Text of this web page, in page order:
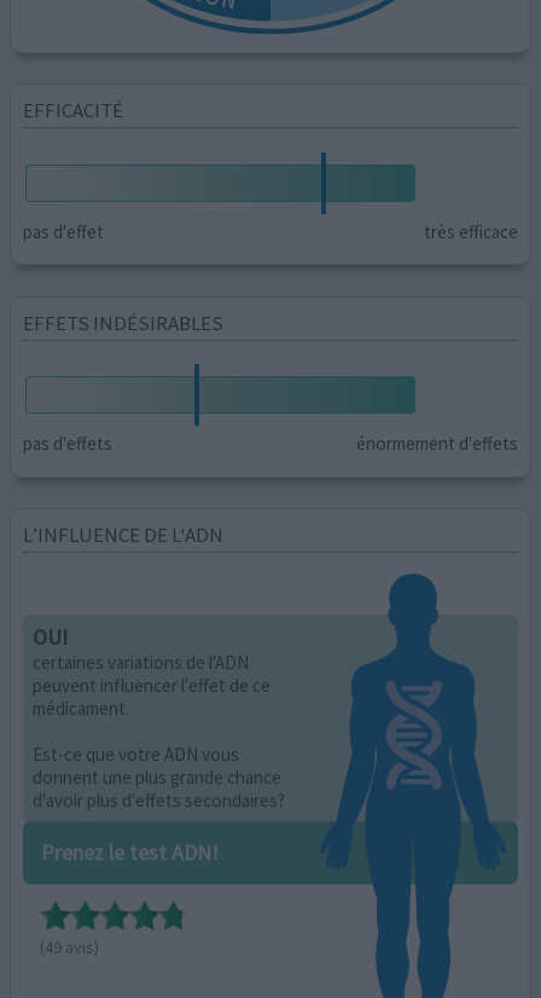
EFFICACITÉ
pas d'effet très efficace
EFFETS INDÉSIRABLES
pas d'effets énormement d'effets
L’INFLUENCE DE L'ADN
OUI
certaines variations de l'ADN
peuvent influencer l'effet de ce
médicament.
Est-ce que votre ADN vous
donnent une plus grande chance
d'avoir plus d'effets secondaires?
Prenez le test ADN!
(49 avis)